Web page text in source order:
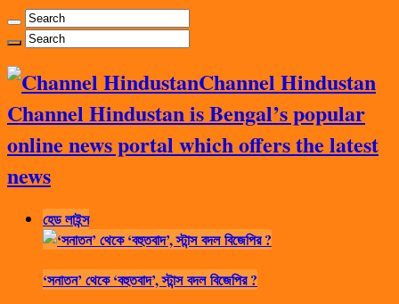
Channel Hindustan
Channel Hindustan is Bengal’s popular
online news portal which offers the latest
news
হেড লাইন্স
‘সনাতন’ থেকে ‘বহুতবাদ’, স্টান্স বদল বিজেপির ?